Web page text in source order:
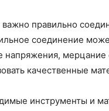
правильно
соединение
напряжения,
качественные
инструменты и